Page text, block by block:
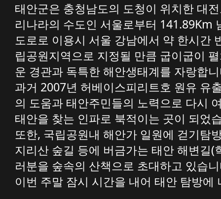
태안군은 충청남도의 도청이 위치한 대
리나라의 수도인 서울로부터 141.89Km
도로로 이용시 서울 강남에서 약 한시간
립공원지역으로 지정될 만큼 굽이굽이
운 경관과 독특한 해안생태계를 자랑합
과거 2007년 허베이스피리트호 원유 유
의 도움과 태안주민들의 노력으로 다시
태안을 찾는 인파로 북적이는 곳이 되었
또한, 국립공원내 해안가 일원에 걷기탐
지리산 숲길 등에 버금가는 태안 해변길
러분을 숲속의 산책으로 초대하고 있습
이번 주말 잠시 시간을 내어 태안 탐방에